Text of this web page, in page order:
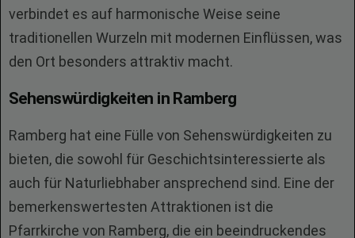
verbindet es auf harmonische Weise seine
traditionellen Wurzeln mit modernen Einflüssen, was
den Ort besonders attraktiv macht.
Sehenswürdigkeiten in Ramberg
Ramberg hat eine Fülle von Sehenswürdigkeiten zu
bieten, die sowohl für Geschichtsinteressierte als
auch für Naturliebhaber ansprechend sind. Eine der
bemerkenswertesten Attraktionen ist die
Pfarrkirche von Ramberg, die ein beeindruckendes